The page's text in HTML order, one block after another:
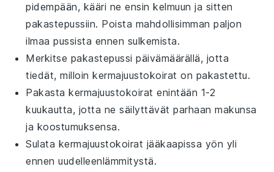
pidempään, kääri ne ensinkelmuun ja sitten
pakastepussiin. Poista mahdollisimman paljon
ilmaa pussista ennen sulkemista.
Merkitse pakastepussi päivämäärällä, jotta
tiedät, milloinkermajuustokoirat on pakastettu.
Pakastakermajuustokoirat enintään 1-2
kuukautta, jotta ne säilyttävät parhaan makunsa
ja koostumuksensa.
Sulata kermajuustokoirat jääkaapissa yön yli
ennen uudelleenlämmitystä.